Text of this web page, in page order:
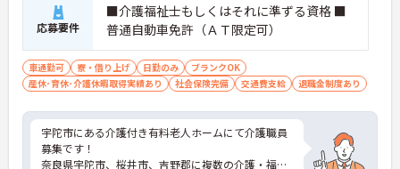
応募要件
■介護福祉士もしくはそれに準ずる資格 ■
普通自動車免許（ＡＴ限定可）
車通勤可 寮・借り上げ 日勤のみ
ブランクOK
産休･育休･介護休暇取得実績あり
社会保険完備 交通費支給 退職金制度あり
宇陀市にある介護付き有料老人ホームにて介護職員
募集です！
奈良県宇陀市、桜井市、吉野郡に複数の介護・福祉